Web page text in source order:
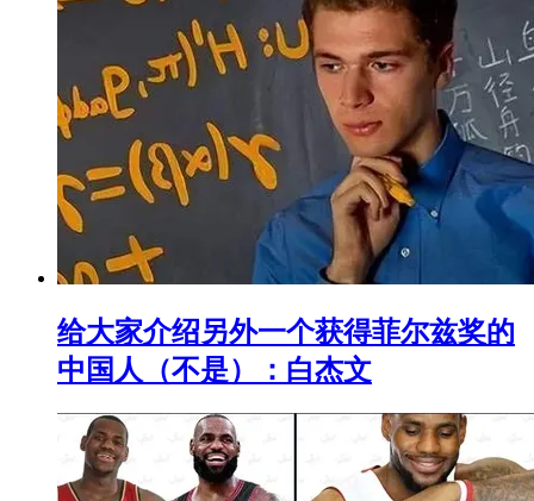
给大家介绍另外一个获得菲尔兹奖的
中国人（不是）：白杰文